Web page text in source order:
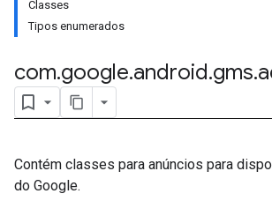
Classes
Tipos enumerados
com.google.android.gms.
Contém classes para anúncios para
do Google.